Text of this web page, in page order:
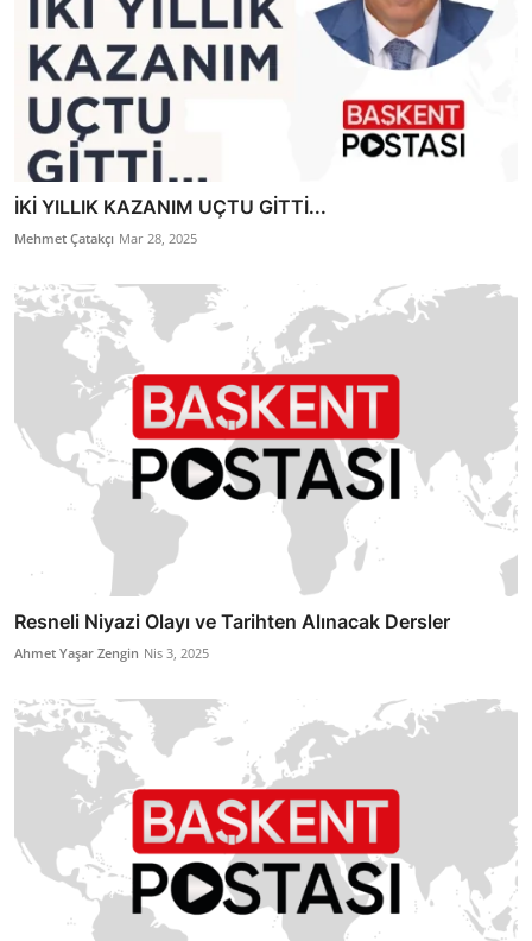
İKİ YILLIK KAZANIM UÇTU GİTTİ...
Mehmet Çatakçı Mar 28, 2025
Resneli Niyazi Olayı ve Tarihten Alınacak Dersler
Ahmet Yaşar Zengin Nis 3, 2025